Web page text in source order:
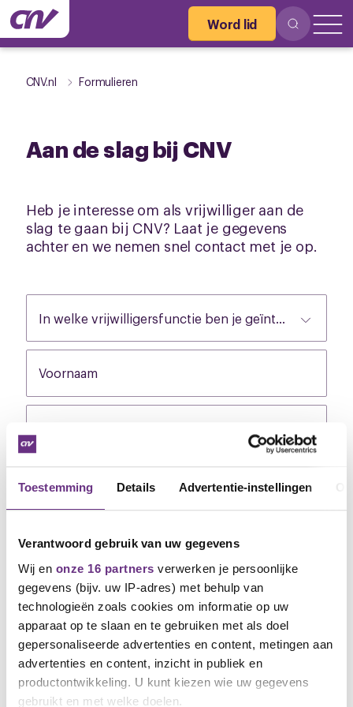
Toestemming Details Advertentie-instellingen
Verantwoord gebruik van uw gegevens
Wij en onze 16 partners verwerken je persoonlijke
gegevens (bijv. uw IP-adres) met behulp van
technologieën zoals cookies om informatie op uw
apparaat op te slaan en te gebruiken met als doel
gepersonaliseerde advertenties en content, metingen aan
advertenties en content, inzicht in publiek en
productontwikkeling. U kunt kiezen wie uw gegevens
gebruikt en met welke doelen.
Word lid
CNV.nl Formulieren
Aan de slag bij CNV
Heb je interesse om als vrijwilliger aan de
slag te gaan bij CNV? Laat je gegevens
achter en we nemen snel contact met je op.
Voornaam
Achternaam None
EmailadresNone
TelefoonnummerNone
Ik ga akkoord met de opslag van mijn gegevens
voor dit doel. Uiteraardbehandelen we je
gegevens met zorg.